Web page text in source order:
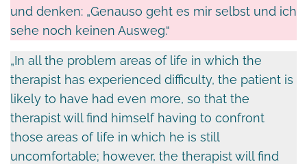
und denken: „Genauso geht es mir selbst und ich
sehe noch keinen Ausweg.“
„In all the problem areas of life in which the
therapist has experienced difficulty, the patient is
likely to have had even more, so that the
therapist will find himself having to confront
those areas of life in which he is still
uncomfortable; however, the therapist will find